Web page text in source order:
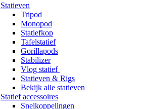
Statieven
Tripod
Monopod
Statiefkop
Tafelstatief
Gorillapods
Stabilizer
Vlog statief
Statieven & Rigs
Bekijk alle statieven
Statief accessoires
Snelkoppelingen